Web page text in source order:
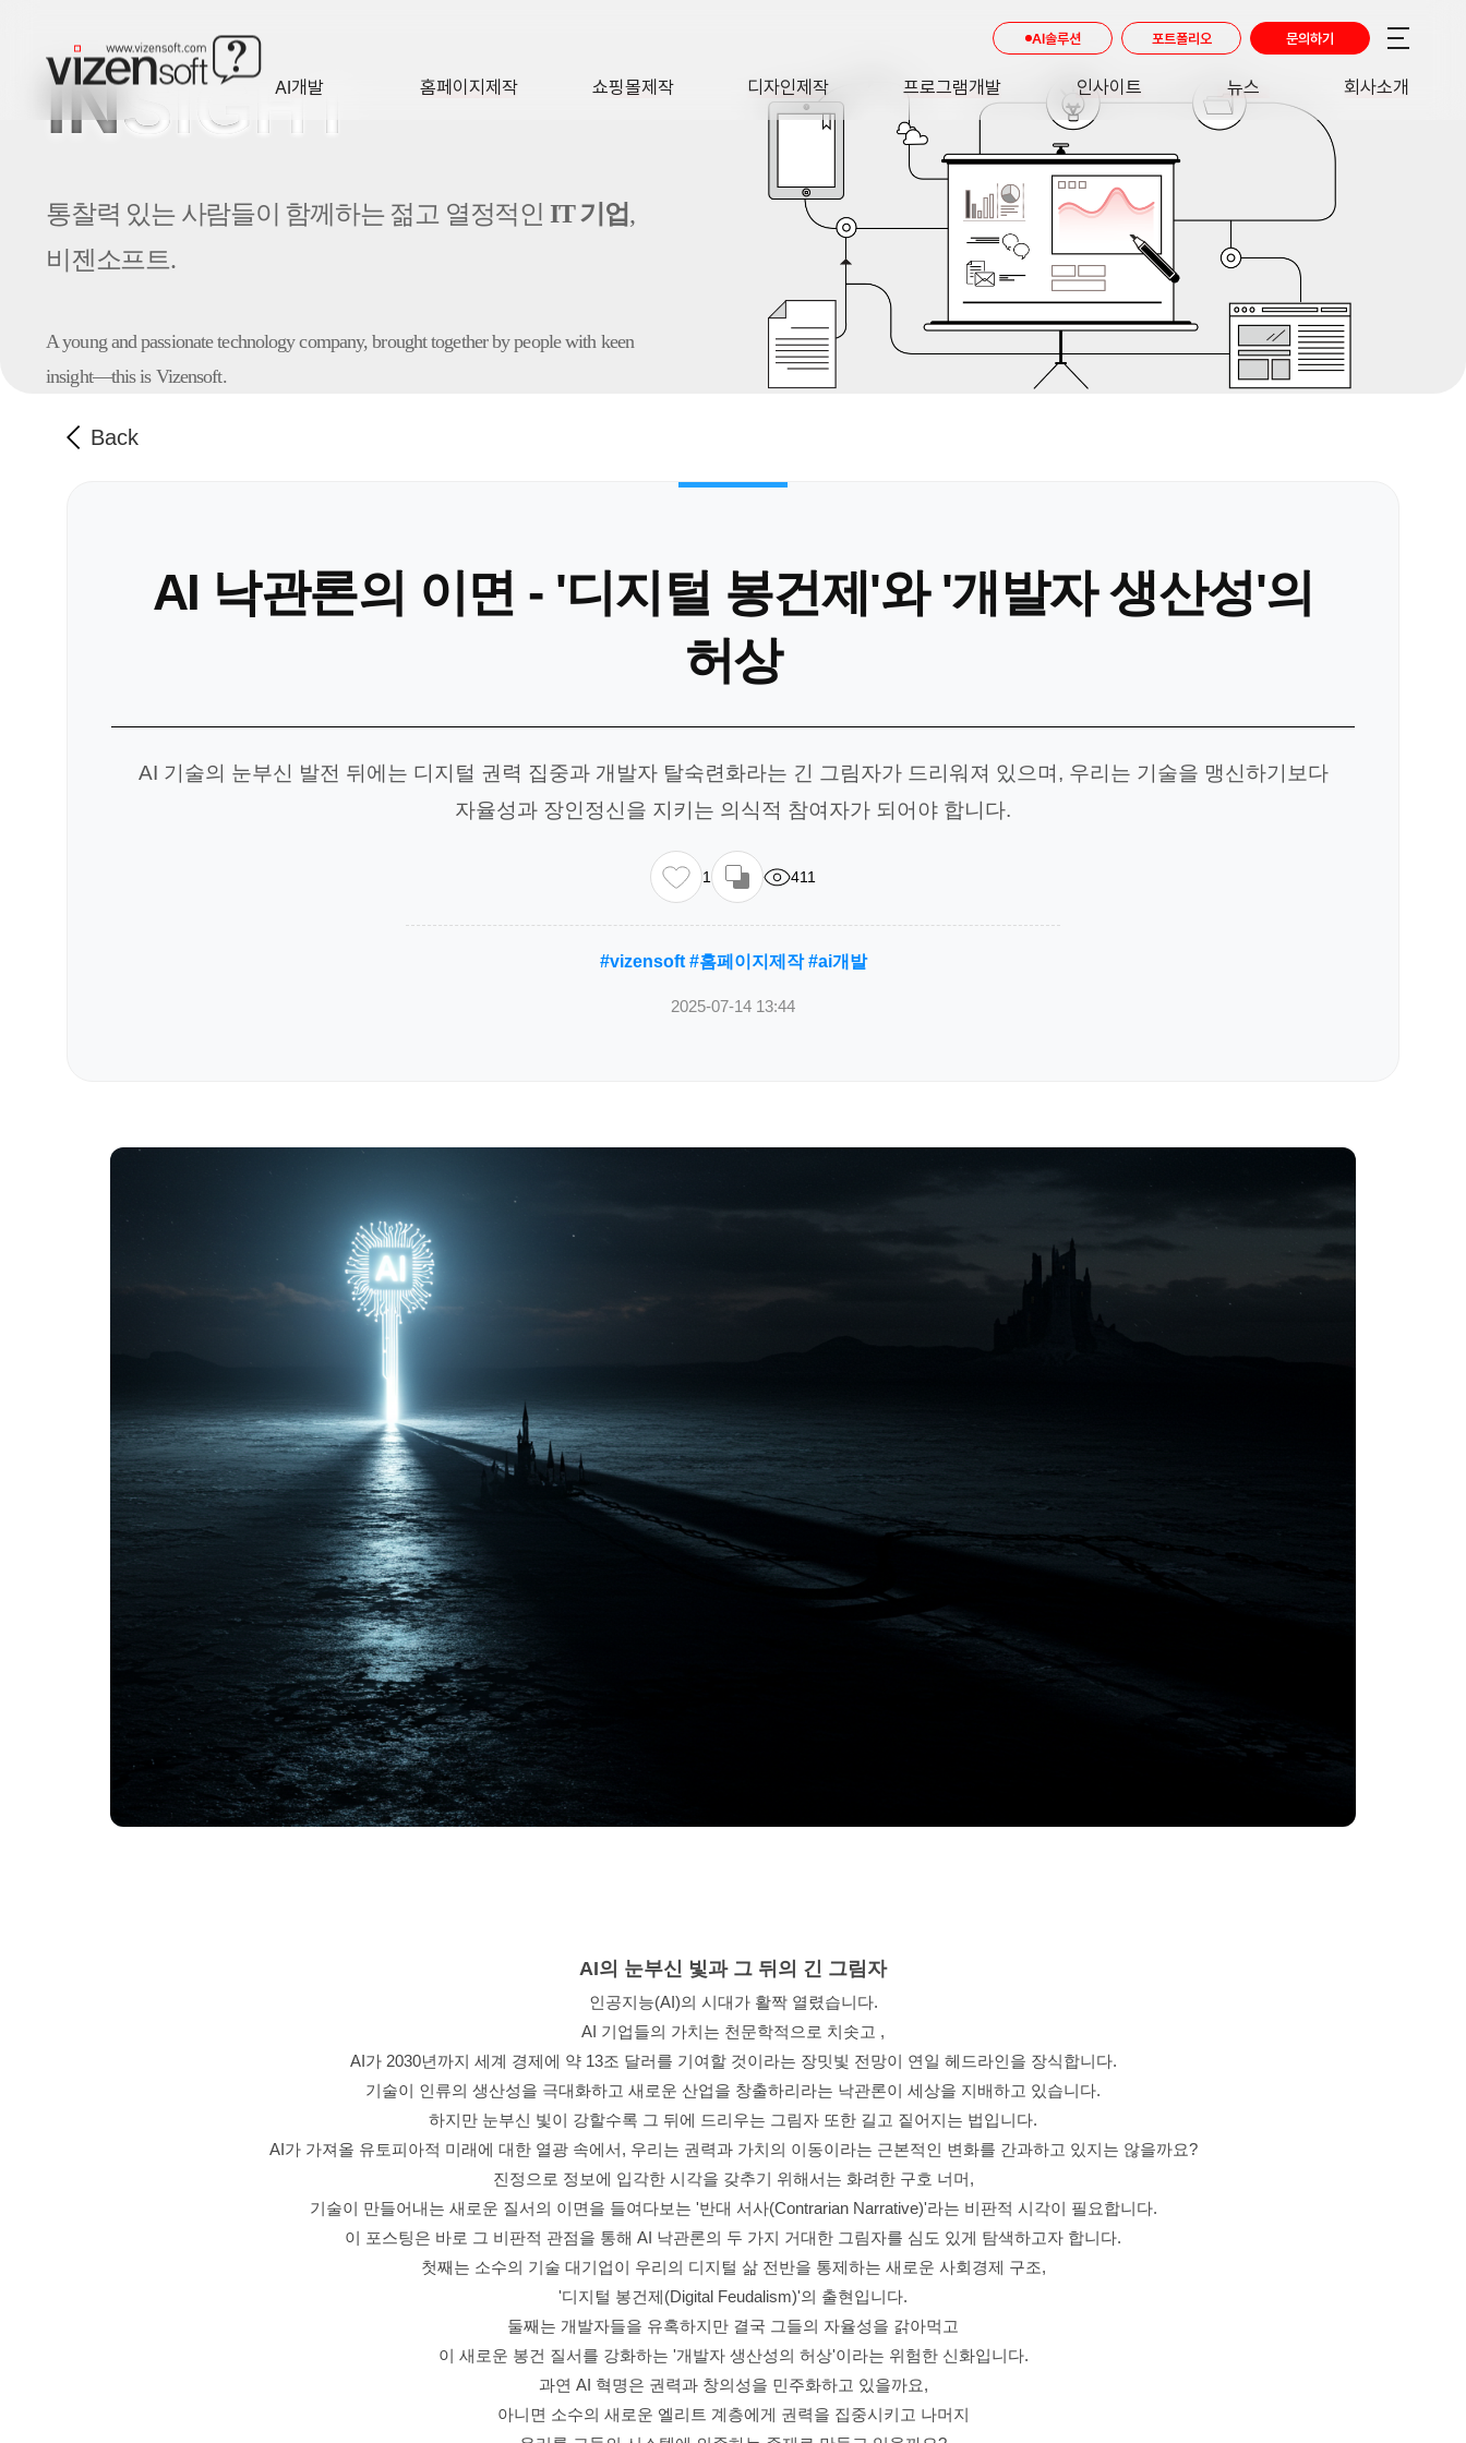
AI개발 홈페이지제작 쇼핑몰제작 디자인제작
DESIGN
프로그램개발
SOFTWARE
인사이트
INSIGHT
뉴스
NEWS
회사소개
AI솔루션 포트폴리오 문의하기
INSIGHT
통찰력 있는 사람들이 함께하는 젊고 열정적인 IT 기업,
비젠소프트.
A young and passionate technology company, brought together by people with keen
insight—this is Vizensoft.
Back
AI 낙관론의 이면 - '디지털 봉건제'와 '개발자 생산성'의
허상
AI 기술의 눈부신 발전 뒤에는 디지털 권력 집중과 개발자 탈숙련화라는 긴 그림자가 드리워져 있으며, 우리는 기술을 맹신하기보다
자율성과 장인정신을 지키는 의식적 참여자가 되어야 합니다.
1 411
#vizensoft #홈페이지제작 #ai개발
2025-07-14 13:44
AI의 눈부신 빛과 그 뒤의 긴 그림자
인공지능(AI)의 시대가 활짝 열렸습니다.
AI 기업들의 가치는 천문학적으로 치솟고 ,
AI가 2030년까지 세계 경제에 약 13조 달러를 기여할 것이라는 장밋빛 전망이 연일 헤드라인을 장식합니다.
기술이 인류의 생산성을 극대화하고 새로운 산업을 창출하리라는 낙관론이 세상을 지배하고 있습니다.
하지만 눈부신 빛이 강할수록 그 뒤에 드리우는 그림자 또한 길고 짙어지는 법입니다.
AI가 가져올 유토피아적 미래에 대한 열광 속에서, 우리는 권력과 가치의 이동이라는 근본적인 변화를 간과하고 있지는 않을까요?
진정으로 정보에 입각한 시각을 갖추기 위해서는 화려한 구호 너머,
기술이 만들어내는 새로운 질서의 이면을 들여다보는 '반대 서사(Contrarian Narrative)'라는 비판적 시각이 필요합니다.
이 포스팅은 바로 그 비판적 관점을 통해 AI 낙관론의 두 가지 거대한 그림자를 심도 있게 탐색하고자 합니다.
첫째는 소수의 기술 대기업이 우리의 디지털 삶 전반을 통제하는 새로운 사회경제 구조,
'디지털 봉건제(Digital Feudalism)'의 출현입니다.
둘째는 개발자들을 유혹하지만 결국 그들의 자율성을 갉아먹고
이 새로운 봉건 질서를 강화하는 '개발자 생산성의 허상'이라는 위험한 신화입니다.
과연 AI 혁명은 권력과 창의성을 민주화하고 있을까요,
아니면 소수의 새로운 엘리트 계층에게 권력을 집중시키고 나머지